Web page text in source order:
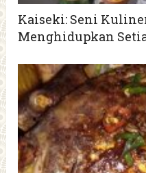
Kaiseki: Seni
Menghidupkan